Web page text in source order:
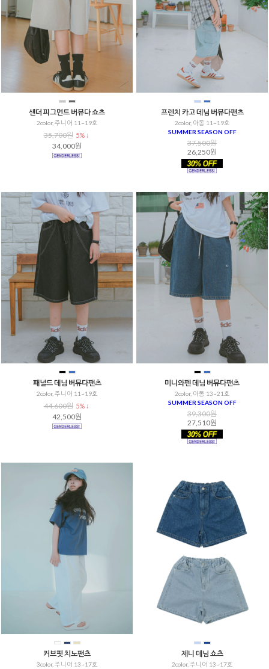
샌더 피그먼트 버뮤다 쇼츠
2color, 주니어 11~19호
35,700원 5% ↓
34,000원
프렌치 카고 데님 버뮤다팬츠
2color, 아동 11~19호
SUMMER SEASON OFF
37,500원
26,250원
패널드 데님 버뮤다팬츠
2color, 주니어 11~19호
44,600원 5% ↓
42,500원
미니와펜 데님 버뮤다팬츠
2color, 아동 13~21호
SUMMER SEASON OFF
39,300원
27,510원
커브핏 치노팬츠
3color, 주니어 13~17호
제니 데님 쇼츠
2color, 주니어 13~17호